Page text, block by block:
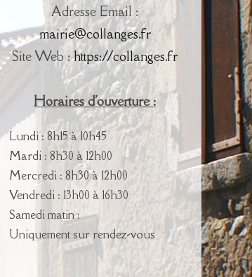
Adresse Email :
mairie@collanges.fr
Site Web :https://collanges.fr
Horaires d'ouverture :
Lundi : 8h15 à 10h45
Mardi : 8h30 à 12h00
Mercredi : 8h30 à 12h00
Vendredi : 13h00 à 16h30
Samedi matin :
Uniquement sur rendez-vous